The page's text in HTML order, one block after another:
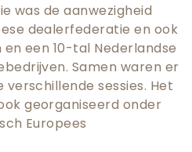
was de aanwezigheid
dealerfederatie en ook
een 10-tal Nederlandse
Samen waren er
verschillende sessies. Het
georganiseerd onder
Europees